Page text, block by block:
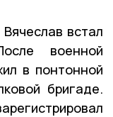
встал
военной
в понтонной
бригаде.